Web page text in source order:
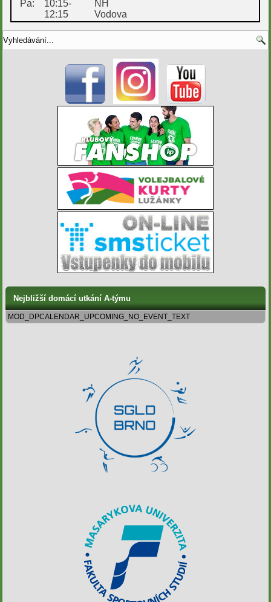
Pa:
10:15-
12:15
NH
Vodova
Nejbližší domácí utkání A-týmu
MOD_DPCALENDAR_UPCOMING_NO_EVENT_TEXT